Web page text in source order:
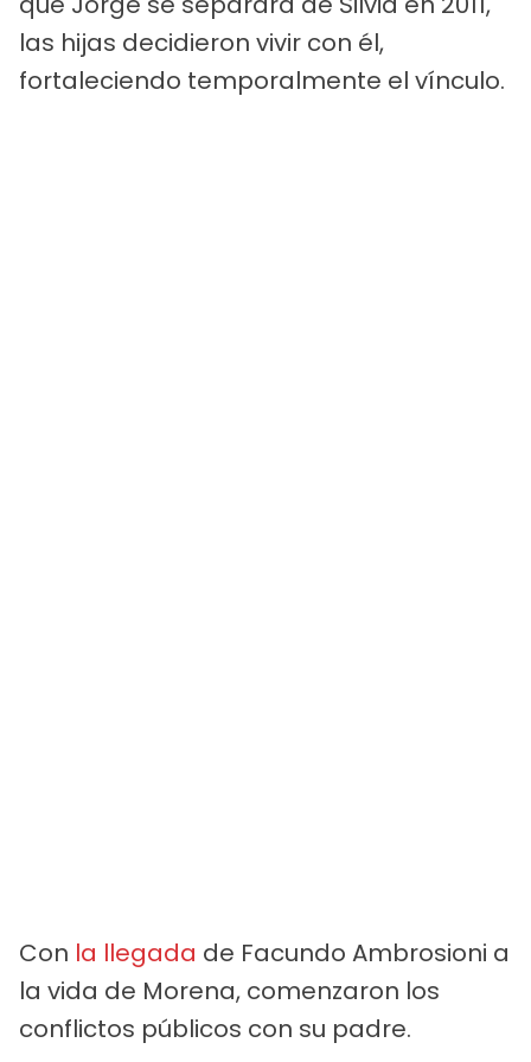
las hijas decidieron vivir con él,
fortaleciendo temporalmente el vínculo.
Con la llegada de Facundo Ambrosioni a
la vida de Morena, comenzaron los
conflictos públicos con su padre.